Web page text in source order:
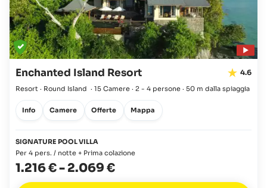
Enchanted Island Resort 4.6
Resort · Round Island · 15 Camere · 2 - 4 persone · 50 m dalla spiaggia
Info Camere Offerte Mappa
SIGNATURE POOL VILLA
Per 4 pers. / notte + Prima colazione
1.216 €- 2.069 €